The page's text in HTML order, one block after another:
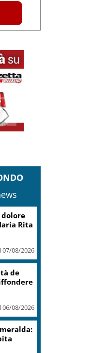
dolore
Rita
07/08/2026
de
06/08/2026